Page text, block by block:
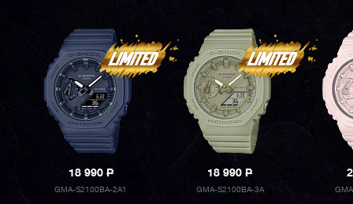
18 990P
GMA-S2100BA-2A1
18 990P
GMA-S2100BA-3A